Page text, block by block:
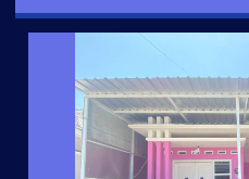
GRIYA ASRI